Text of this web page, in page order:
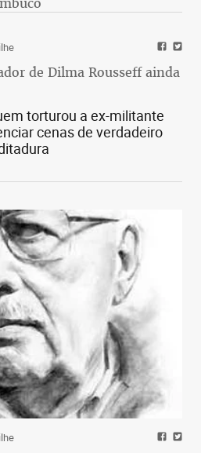
de Dilma Rousseff ainda
torturou a ex-militante
cenas de verdadeiro